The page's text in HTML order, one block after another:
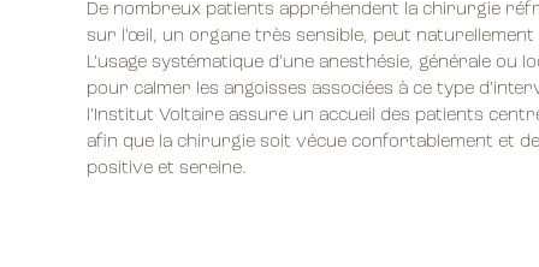
De nombreux patients appréhendent la chirurgie
sur l’œil, un organe très sensible, peut
L’usage systématique d’une anesthésie, générale ou
pour calmer les angoisses associées à ce type
l’Institut Voltaire assure un accueil des patients
afin que la chirurgie soit vécue confortablement et
positive et sereine.